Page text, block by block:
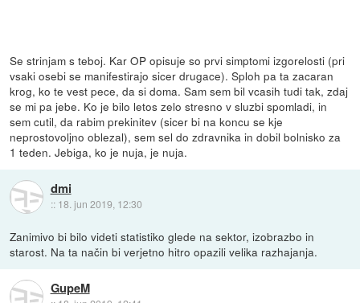
Se strinjam s teboj. Kar OP opisuje so prvi simptomi izgorelosti (pri
vsaki osebi se manifestirajo sicer drugace). Sploh pa ta zacaran
krog, ko te vest pece, da si doma. Sam sem bil vcasih tudi tak, zdaj
se mi pa jebe. Ko je bilo letos zelo stresno v sluzbi spomladi, in
sem cutil, da rabim prekinitev (sicer bi na koncu se kje
neprostovoljno oblezal), sem sel do zdravnika in dobil bolnisko za
1 teden. Jebiga, ko je nuja, je nuja.
dmi
:: 18. jun 2019, 12:30
Zanimivo bi bilo videti statistiko glede na sektor, izobrazbo in
starost. Na ta način bi verjetno hitro opazili velika razhajanja.
GupeM